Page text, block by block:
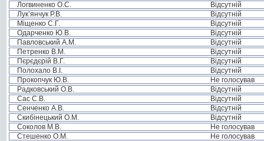
Логвиненко О.С.
Відсутній
Лук’янчук Р.В.
Відсутній
Міщенко С.Г.
Відсутній
Одарченко Ю.В.
Відсутній
Павловський А.М.
Відсутній
Петренко В.М.
Відсутній
Пєрєдєрій В.Г.
Відсутній
Полохало В.І.
Відсутній
Прокопчук Ю.В.
Не голосував
Радковський О.В.
Відсутній
Сас С.В.
Відсутній
Сенченко А.В.
Відсутній
Скибінецький О.М.
Відсутній
Соколов М.В.
Не голосував
Стешенко О.М.
Не голосував